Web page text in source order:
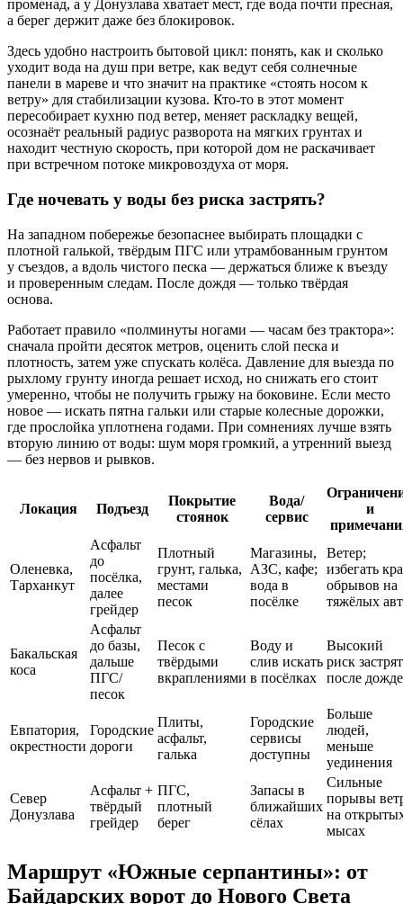
променад, а у Донузлава хватает мест, где вода почти пресная,
а берег держит даже без блокировок.
Здесь удобно настроить бытовой цикл: понять, как и сколько
уходит вода на душ при ветре, как ведут себя солнечные
панели в мареве и что значит на практике «стоять носом к
ветру» для стабилизации кузова. Кто-то в этот момент
пересобирает кухню под ветер, меняет раскладку вещей,
осознаёт реальный радиус разворота на мягких грунтах и
находит честную скорость, при которой дом не раскачивает
при встречном потоке микровоздуха от моря.
Где ночевать у воды без риска застрять?
На западном побережье безопаснее выбирать площадки с
плотной галькой, твёрдым ПГС или утрамбованным грунтом
у съездов, а вдоль чистого песка — держаться ближе к въезду
и проверенным следам. После дождя — только твёрдая
основа.
Работает правило «полминуты ногами — часам без трактора»:
сначала пройти десяток метров, оценить слой песка и
плотность, затем уже спускать колёса. Давление для выезда по
рыхлому грунту иногда решает исход, но снижать его стоит
умеренно, чтобы не получить грыжу на боковине. Если место
новое — искать пятна гальки или старые колесные дорожки,
где прослойка уплотнена годами. При сомнениях лучше взять
вторую линию от воды: шум моря громкий, а утренний выезд
— без нервов и рывков.
Локация Подъезд
Покрытие
стоянок
Вода/
сервис
и
Оленевка,
Тарханкут
Асфальт
до
посёлка,
далее
грейдер
Плотный
грунт, галька,
местами
песок
Магазины,
АЗС, кафе;
вода в
посёлке
Ветер;
избегать
обрывов на
тяжёлых
Бакальская
коса
Асфальт
до базы,
дальше
ПГС/
песок
Песок с
твёрдыми
вкраплениями
Воду и
слив искать
в посёлках
Высокий
риск
после
Евпатория,
окрестности
Городские
дороги
Плиты,
асфальт,
галька
Городские
сервисы
доступны
Больше
людей,
меньше
уединения
Север
Донузлава
Асфальт +
твёрдый
грейдер
ПГС,
плотный
берег
Запасы в
ближайших
сёлах
Сильные
порывы
на
мысах
Маршрут «Южные серпантины»: от
Байдарских ворот до Нового Света